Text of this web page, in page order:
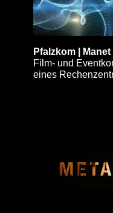
Pfalzkom | Manet
Film- und
eines